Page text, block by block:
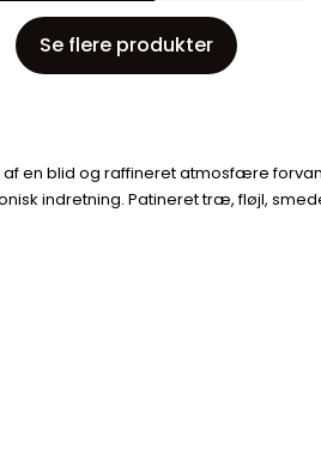
Se flere produkter
en blid og raffineret atmosfære
indretning. Patineret træ, fløjl,